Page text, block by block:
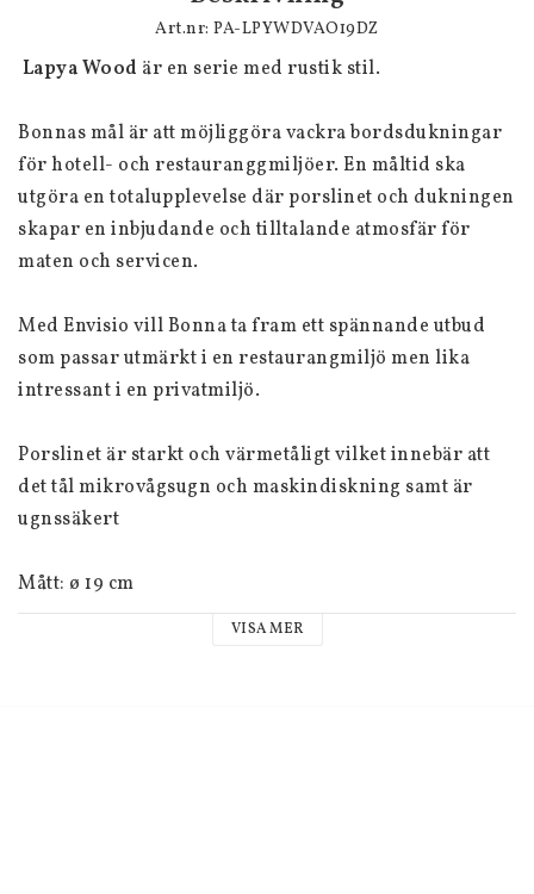
Art.nr: PA-LPYWDVAO19DZ
Lapya Wood är en serie med rustik stil.
Bonnas mål är att möjliggöra vackra bordsdukningar
för hotell- och restauranggmiljöer. En måltid ska
utgöra en totalupplevelse där porslinet och dukningen
skapar en inbjudande och tilltalande atmosfär för
maten och servicen.
Med Envisio vill Bonna ta fram ett spännande utbud
som passar utmärkt i en restaurangmiljö men lika
intressant i en privatmiljö.
Porslinet är starkt och värmetåligt vilket innebär att
det tål mikrovågsugn och maskindiskning samt är
ugnssäkert
Mått: ø 19 cm
VISA MER